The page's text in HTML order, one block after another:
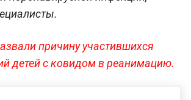
причину участившихся
детей с ковидом в реанимацию.